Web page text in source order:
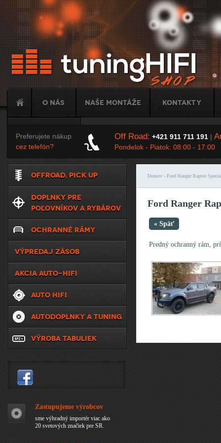
O nás Naše montáže Kontakty
Tuning
Preferujete nákup
cez telefón?
Off Road: +421 911 711 191|
Pondelok - Piatok: 08:00 - 17:00
Domov› Ford Ranger Raptor
Ford Ranger
« Späť
Predný ochranný rám,
OFFROAD, PICK UP
DOPLNKY PRE
POĽOVNÍKOV A RYBÁROV
OCHRANNÉ RÁMY
VÝPREDAJ ZÁSOB
AKCIA AUTO-HIFI
AUTO HIFI
AUTODOPLNKY A TUNING
VÝROBA TABULIEK
Zastupujeme výrobcov
sme výhradný importér viac ako
20 svetových značiek pre SR.